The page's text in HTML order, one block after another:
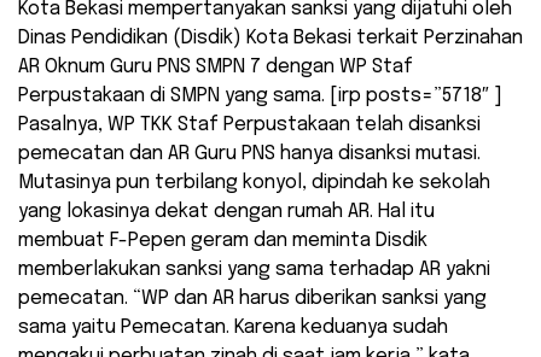
Kota Bekasi mempertanyakan sanksi yang dijatuhi oleh
Dinas Pendidikan (Disdik) Kota Bekasi terkait Perzinahan
AR Oknum Guru PNS SMPN 7 dengan WP Staf
Perpustakaan di SMPN yang sama. [irp posts=”5718″ ]
Pasalnya, WP TKK Staf Perpustakaan telah disanksi
pemecatan dan AR Guru PNS hanya disanksi mutasi.
Mutasinya pun terbilang konyol, dipindah ke sekolah
yang lokasinya dekat dengan rumah AR. Hal itu
membuat F-Pepen geram dan meminta Disdik
memberlakukan sanksi yang sama terhadap AR yakni
pemecatan. “WP dan AR harus diberikan sanksi yang
sama yaitu Pemecatan. Karena keduanya sudah